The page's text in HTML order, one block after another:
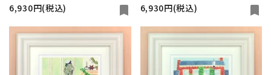
6,930円(税込)
bookmark
6,930円(税込)
bookmark
キーワード
close